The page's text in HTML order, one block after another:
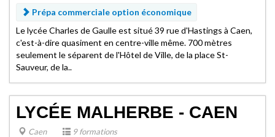
Prépa commerciale option économique
Le lycée Charles de Gaulle est situé 39 rue d'Hastings à Caen,
c'est-à-dire quasiment en centre-ville même. 700 mètres
seulement le séparent de l'Hôtel de Ville, de la place St-
Sauveur, de la..
LYCÉE MALHERBE - CAEN
Caen 9 formations